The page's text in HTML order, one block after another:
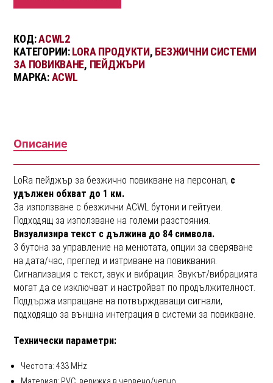
КОД:ACWL2
КАТЕГОРИИ:LORA ПРОДУКТИ, БЕЗЖИЧНИ СИСТЕМИ
ЗА ПОВИКВАНЕ, ПЕЙДЖЪРИ
МАРКА:ACWL
Описание
LoRa пейджър за безжично повикване на персонал, с
удължен обхват до 1 км.
За използване с безжични ACWL бутони и гейтуеи.
Подходящ за използване на големи разстояния.
Визуализира текст с дължина до 84 символа.
3 бутона за управление на менютата, опции за сверяване
на дата/час, преглед и изтриване на повиквания.
Сигнализация с текст, звук и вибрация. Звукът/вибрацията
могат да се изключват и настройват по продължителност.
Поддържа изпращане на потвърждаващи сигнали,
подходящо за външна интеграция в системи за повикване.
Технически параметри:
Честота: 433 MHz